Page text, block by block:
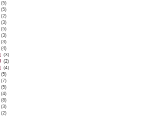
(5)
(5)
(2)
(3)
(5)
(3)
(3)
(4)
(3)
(2)
(4)
(5)
(7)
(5)
(4)
(8)
(3)
(2)